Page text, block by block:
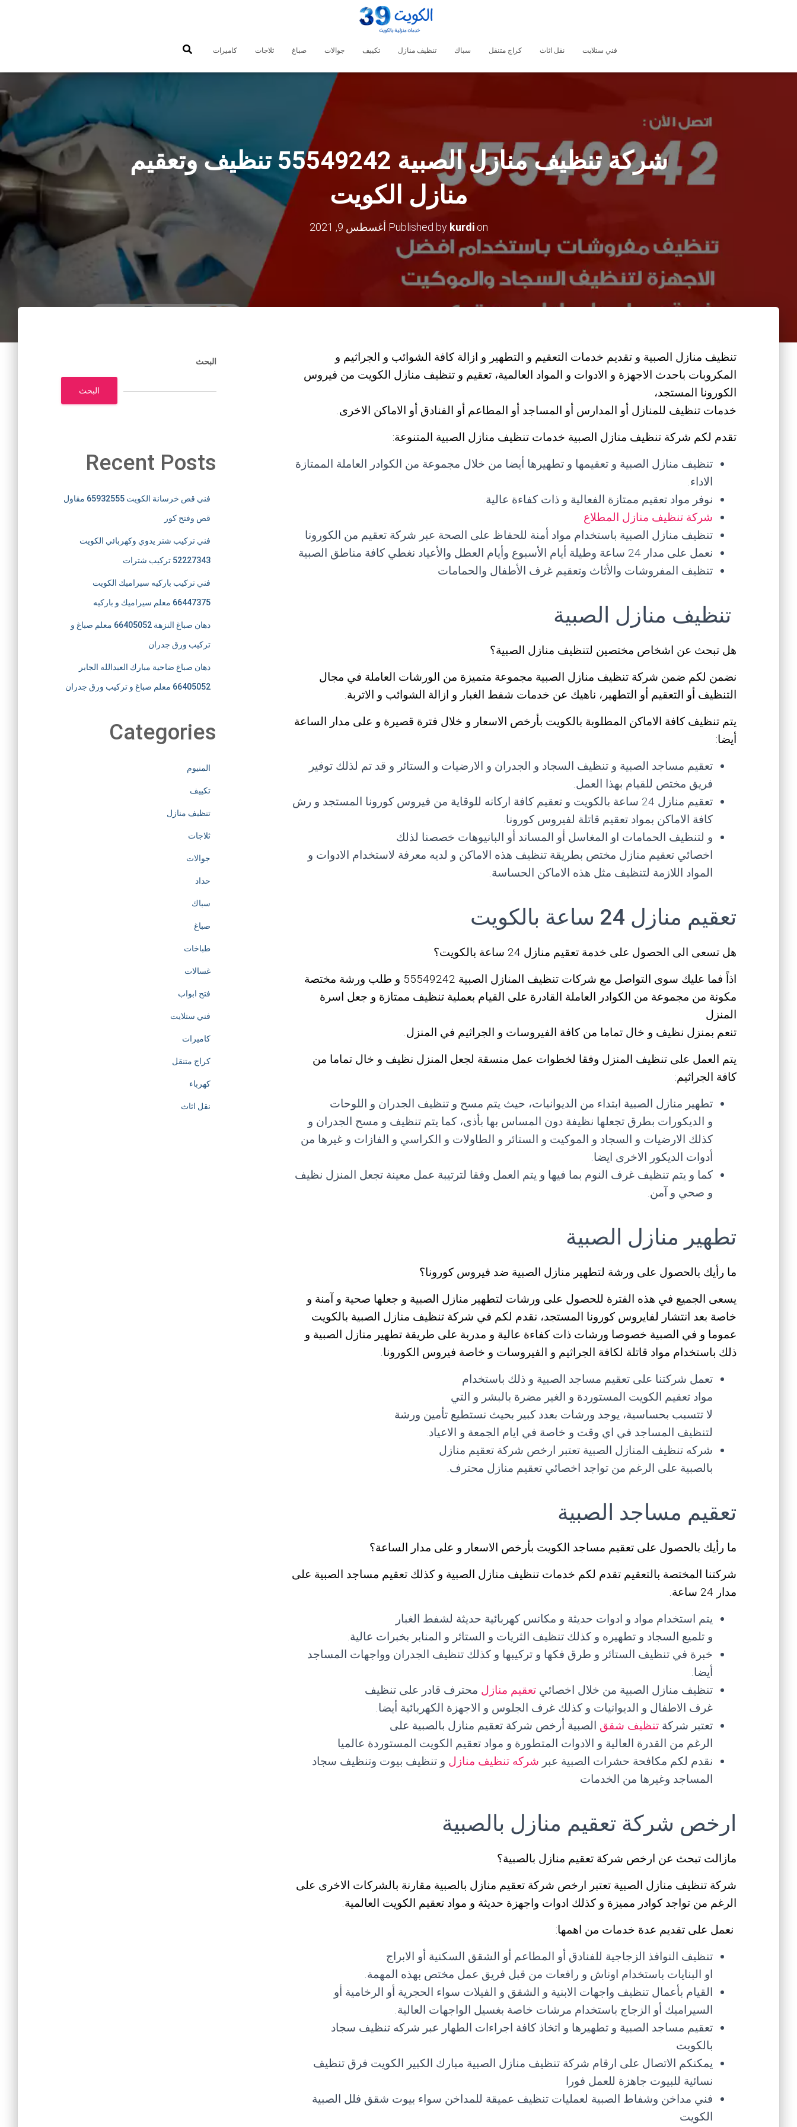
فني ستلايت نقل اثاث كراج متنقل سباك تنظيف منازل تكييف جوالات صباغ ثلاجات كاميرات
شركة تنظيف منازل الصبية 55549242 تنظيف وتعقيم
منازل الكويت
Published by kurdion أغسطس 9, 2021
تنظيف منازل الصبية و تقديم خدمات التعقيم و التطهير و ازالة كافة الشوائب و الجراثيم و
المكروبات باحدث الاجهزة و الادوات و المواد العالمية، تعقيم و تنظيف منازل الكويت من فيروس
الكورونا المستجد،
خدمات تنظيف للمنازل أو المدارس أو المساجد أو المطاعم أو الفنادق أو الاماكن الاخرى.
تقدم لكم شركة تنظيف منازل الصبية خدمات تنظيف منازل الصبية المتنوعة:
تنظيف منازل الصبية و تعقيمها و تطهيرها أيضا من خلال مجموعة من الكوادر العاملة الممتازة
الاداء.
نوفر مواد تعقيم ممتازة الفعالية و ذات كفاءة عالية.
شركة تنظيف منازل المطلاع
تنظيف منازل الصبية باستخدام مواد أمنة للحفاظ على الصحة عبر شركة تعقيم من الكورونا
نعمل على مدار 24 ساعة وطيلة أيام الأسبوع وأيام العطل والأعياد نغطي كافة مناطق الصبية
تنظيف المفروشات والأثاث وتعقيم غرف الأطفال والحمامات
تنظيف منازل الصبية
هل تبحث عن اشخاص مختصين لتنظيف منازل الصبية؟
نضمن لكم ضمن شركة تنظيف منازل الصبية مجموعة متميزة من الورشات العاملة في مجال
التنظيف أو التعقيم أو التطهير، ناهيك عن خدمات شفط الغبار و ازالة الشوائب و الاتربة.
يتم تنظيف كافة الاماكن المطلوبة بالكويت بأرخص الاسعار و خلال فترة قصيرة و على مدار الساعة
أيضا:
تعقيم مساجد الصبية و تنظيف السجاد و الجدران و الارضيات و الستائر و قد تم لذلك توفير
فريق مختص للقيام بهذا العمل.
تعقيم منازل 24 ساعة بالكويت و تعقيم كافة اركانه للوقاية من فيروس كورونا المستجد و رش
كافة الاماكن بمواد تعقيم قاتلة لفيروس كورونا.
و لتنظيف الحمامات او المغاسل أو المساند أو البانيوهات خصصنا لذلك
اخصائي تعقيم منازل مختص بطريقة تنظيف هذه الاماكن و لديه معرفة لاستخدام الادوات و
المواد اللازمة لتنظيف مثل هذه الاماكن الحساسة.
تعقيم منازل 24 ساعة بالكويت
هل تسعى الى الحصول على خدمة تعقيم منازل 24 ساعة بالكويت؟
اذاً فما عليك سوى التواصل مع شركات تنظيف المنازل الصبية 55549242 و طلب ورشة مختصة
مكونة من مجموعة من الكوادر العاملة القادرة على القيام بعملية تنظيف ممتازة و جعل اسرة
المنزل
تنعم بمنزل نظيف و خال تماما من كافة الفيروسات و الجراثيم في المنزل.
يتم العمل على تنظيف المنزل وفقا لخطوات عمل منسقة لجعل المنزل نظيف و خال تماما من
كافة الجراثيم:
تطهير منازل الصبية ابتداء من الديوانيات، حيث يتم مسح و تنظيف الجدران و اللوحات
و الديكورات بطرق تجعلها نظيفة دون المساس بها بأذى، كما يتم تنظيف و مسح الجدران و
كذلك الارضيات و السجاد و الموكيت و الستائر و الطاولات و الكراسي و الفازات و غيرها من
أدوات الديكور الاخرى ايضا.
كما و يتم تنظيف غرف النوم بما فيها و يتم العمل وفقا لترتيبة عمل معينة تجعل المنزل نظيف
و صحي و آمن.
تطهير منازل الصبية
ما رأيك بالحصول على ورشة لتطهير منازل الصبية ضد فيروس كورونا؟
يسعى الجميع في هذه الفترة للحصول على ورشات لتطهير منازل الصبية و جعلها صحية و آمنة و
خاصة بعد انتشار لفايروس كورونا المستجد، نقدم لكم في شركة تنظيف منازل الصبية بالكويت
عموما و في الصبية خصوصا ورشات ذات كفاءة عالية و مدربة على طريقة تطهير منازل الصبية و
ذلك باستخدام مواد قاتلة لكافة الجراثيم و الفيروسات و خاصة فيروس الكورونا.
تعمل شركتنا على تعقيم مساجد الصبية و ذلك باستخدام
مواد تعقيم الكويت المستوردة و الغير مضرة بالبشر و التي
لا تتسبب بحساسية، يوجد ورشات بعدد كبير بحيث نستطيع تأمين ورشة
لتنظيف المساجد في اي وقت و خاصة في ايام الجمعة و الاعياد.
شركه تنظيف المنازل الصبية تعتبر ارخص شركة تعقيم منازل
بالصبية على الرغم من تواجد اخصائي تعقيم منازل محترف.
تعقيم مساجد الصبية
ما رأيك بالحصول على تعقيم مساجد الكويت بأرخص الاسعار و على مدار الساعة؟
شركتنا المختصة بالتعقيم تقدم لكم خدمات تنظيف منازل الصبية و كذلك تعقيم مساجد الصبية على
مدار 24 ساعة.
يتم استخدام مواد و ادوات حديثة و مكانس كهربائية حديثة لشفط الغبار
و تلميع السجاد و تطهيره و كذلك تنظيف الثريات و الستائر و المنابر بخبرات عالية.
خبرة في تنظيف الستائر و طرق فكها و تركيبها و كذلك تنظيف الجدران وواجهات المساجد
أيضا.
تنظيف منازل الصبية من خلال اخصائي تعقيم منازل محترف قادر على تنظيف
غرف الاطفال و الديوانيات و كذلك غرف الجلوس و الاجهزة الكهربائية أيضا.
تعتبر شركة تنظيف شقق الصبية أرخص شركة تعقيم منازل بالصبية على
الرغم من القدرة العالية و الادوات المتطورة و مواد تعقيم الكويت المستوردة عالميا
نقدم لكم مكافحة حشرات الصبية عبر شركه تنظيف منازل و تنظيف بيوت وتنظيف سجاد
المساجد وغيرها من الخدمات
ارخص شركة تعقيم منازل بالصبية
مازالت تبحث عن ارخص شركة تعقيم منازل بالصبية؟
شركة تنظيف منازل الصبية تعتبر ارخص شركة تعقيم منازل بالصبية مقارنة بالشركات الاخرى على
الرغم من تواجد كوادر مميزة و كذلك ادوات واجهزة حديثة و مواد تعقيم الكويت العالمية.
نعمل على تقديم عدة خدمات من اهمها:
تنظيف النوافذ الزجاجية للفنادق أو المطاعم أو الشقق السكنية أو الابراج
او البنايات باستخدام اوناش و رافعات من قبل فريق عمل مختص بهذه المهمة.
القيام بأعمال تنظيف واجهات الابنية و الشقق و الفيلات سواء الحجرية أو الرخامية أو
السيراميك أو الزجاج باستخدام مرشات خاصة بغسيل الواجهات العالية.
تعقيم مساجد الصبية و تطهيرها و اتخاذ كافة اجراءات الطهار عبر شركه تنظيف سجاد
بالكويت
يمكنكم الاتصال على ارقام شركة تنظيف منازل الصبية مبارك الكبير الكويت فرق تنظيف
نسائية للبيوت جاهزة للعمل فورا
فني مداخن وشفاط الصبية لعمليات تنظيف عميقة للمداخن سواء بيوت شقق فلل الصبية
الكويت
البحث
البحث
Recent Posts
فني قص خرسانة الكويت 65932555 مقاول
قص وفتح كور
فني تركيب شتر يدوي وكهربائي الكويت
52227343 تركيب شترات
فني تركيب باركيه سيراميك الكويت
66447375 معلم سيراميك و باركيه
دهان صباغ النزهة 66405052 معلم صباغ و
تركيب ورق جدران
دهان صباغ ضاحية مبارك العبدالله الجابر
66405052 معلم صباغ و تركيب ورق جدران
Categories
المنيوم
تكييف
تنظيف منازل
ثلاجات
جوالات
حداد
سباك
صباغ
طباخات
غسالات
فتح ابواب
فني ستلايت
كاميرات
كراج متنقل
كهرباء
نقل اثاث